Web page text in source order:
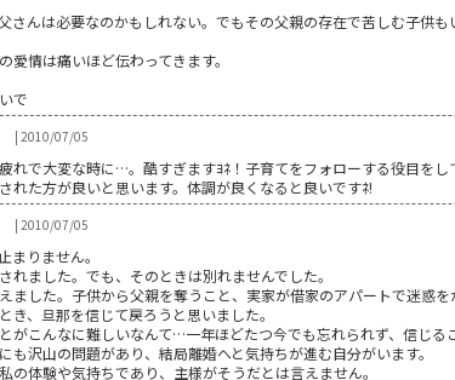
さんは必要なのかもしれない。でもその父親の存在で苦しむ子供も
愛情は痛いほど伝わってきます。
で
| 2010/07/05
れで大変な時に…。酷すぎますﾖﾈ！子育てをフォローする役目を
れた方が良いと思います。体調が良くなると良いですﾈ!
| 2010/07/05
まりません。
れました。でも、そのときは別れませんでした。
ました。子供から父親を奪うこと、実家が借家のアパートで迷惑
き、旦那を信じて戻ろうと思いました。
がこんなに難しいなんて…一年ほどたつ今でも忘れられず、信じる
も沢山の問題があり、結局離婚へと気持ちが進む自分がいます。
の体験や気持ちであり、主様がそうだとは言えません。